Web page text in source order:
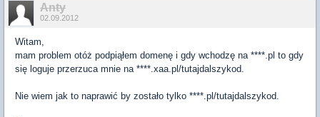
Anty
02.09.2012
Witam,
mam problem otóż podpiąłem domenę i gdy wchodzę na ****.pl to gdy
się loguje przerzuca mnie na ****.xaa.pl/tutajdalszykod.
Nie wiem jak to naprawić by zostało tylko ****.pl/tutajdalszykod.